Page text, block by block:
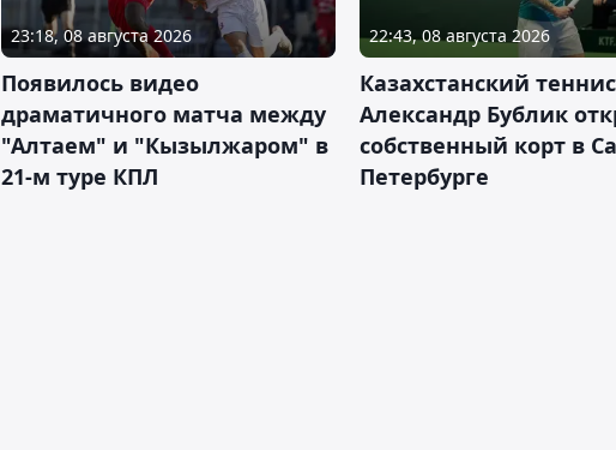
23:18, 08 августа 2026
Появилось видео
драматичного матча между
"Алтаем" и "Кызылжаром" в
21-м туре КПЛ
22:43, 08 августа 2026
Казахстанский
Александр Бублик
собственный корт в
Петербурге